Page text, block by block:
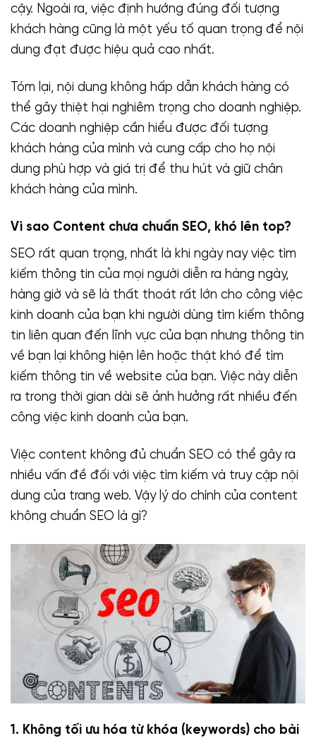
cậy. Ngoài ra, việc định hướng đúng đối tượng
khách hàng cũng là một yếu tố quan trọng để nội
dung đạt được hiệu quả cao nhất.
Tóm lại, nội dung không hấp dẫn khách hàng có
thể gây thiệt hại nghiêm trọng cho doanh nghiệp.
Các doanh nghiệp cần hiểu được đối tượng
khách hàng của mình và cung cấp cho họ nội
dung phù hợp và giá trị để thu hút và giữ chân
khách hàng của mình.
Vì sao Content chưa chuẩn SEO, khó lên top?
SEO rất quan trọng, nhất là khi ngày nay việc tìm
kiếm thông tin của mọi người diễn ra hàng ngày,
hàng giờ và sẽ là thất thoát rất lớn cho công việc
kinh doanh của bạn khi người dùng tìm kiếm thông
tin liên quan đến lĩnh vực của bạn nhưng thông tin
về bạn lại không hiện lên hoặc thật khó để tìm
kiếm thông tin về website của bạn. Việc này diễn
ra trong thời gian dài sẽ ảnh hưởng rất nhiều đến
công việc kinh doanh của bạn.
Việc content không đủ chuẩn SEO có thể gây ra
nhiều vấn đề đối với việc tìm kiếm và truy cập nội
dung của trang web. Vậy lý do chính của content
không chuẩn SEO là gì?
1. Không tối ưu hóa từ khóa (keywords) cho bài